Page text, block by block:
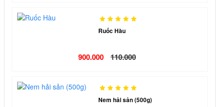
Ruốc Hàu
900.000 110.000
Nem hải sản (500g)